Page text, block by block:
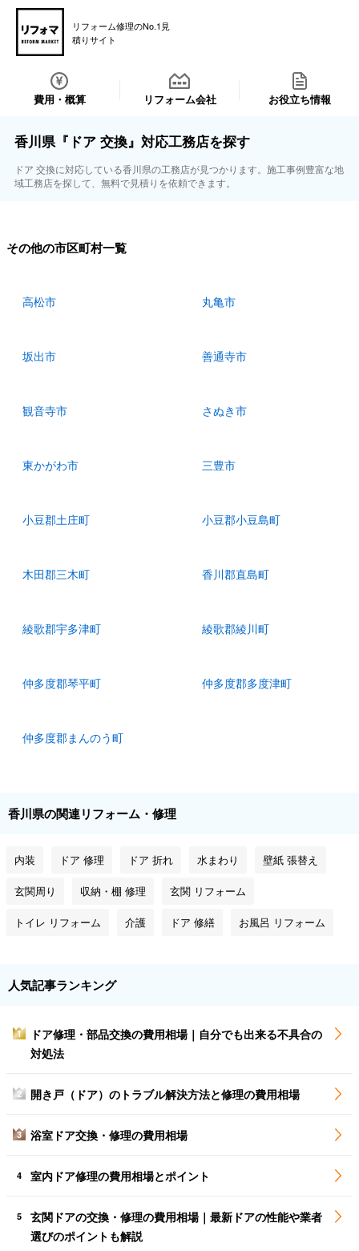
リフォーム修理のNo.1見
積りサイト
費用・概算 リフォーム会社 お役立ち情報
香川県『ドア 交換』対応工務店を探す
ドア 交換に対応している香川県の工務店が見つかります。施工事例豊富な地
域工務店を探して、無料で見積りを依頼できます。
その他の市区町村一覧
高松市 丸亀市
坂出市 善通寺市
観音寺市 さぬき市
東かがわ市 三豊市
小豆郡土庄町 小豆郡小豆島町
木田郡三木町 香川郡直島町
綾歌郡宇多津町 綾歌郡綾川町
仲多度郡琴平町 仲多度郡多度津町
仲多度郡まんのう町
香川県の関連リフォーム・修理
内装 ドア 修理 ドア 折れ 水まわり 壁紙 張替え
玄関周り 収納・棚 修理 玄関 リフォーム
トイレ リフォーム 介護 ドア 修繕 お風呂 リフォーム
人気記事ランキング
1
ドア修理・部品交換の費用相場｜自分でも出来る不具合の
対処法
2 開き戸（ドア）のトラブル解決方法と修理の費用相場
3 浴室ドア交換・修理の費用相場
4 室内ドア修理の費用相場とポイント
5
玄関ドアの交換・修理の費用相場｜最新ドアの性能や業者
選びのポイントも解説